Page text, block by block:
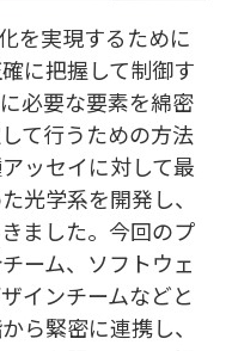
を実現するために
に把握して制御す
必要な要素を綿密
て行うための方法
ッセイに対して最
光学系を開発し、
ました。今回のプ
ーム、ソフトウェ
インチームなどと
ら緊密に連携し、